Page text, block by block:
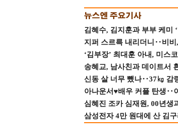
김혜수, 김지훈과 부부 케미
지퍼 스르륵 내리더니‥비비
‘김부장’ 최대훈 아내, 미스
송혜교, 남사친과 데이트서
신동 살 너무 뺐나‥37㎏ 감
아나운서♥배우 커플 탄생‥
심혜진 조카 심재원, 00년
삼성전자 4만 원대에 산 김